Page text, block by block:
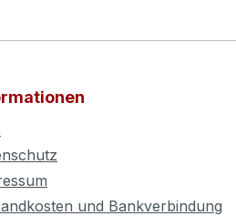
und Bankverbindung